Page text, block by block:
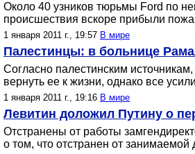
Около 40 узников тюрьмы Ford по
происшествия вскоре прибыли
1 января 2011 г., 19:57 В мире
Палестинцы: в больнице
Согласно палестинским
вернуть ее к жизни, однако все
1 января 2011 г., 19:16 В мире
Левитин доложил Путину о
Отстранены от работы
о том, что отстранен от